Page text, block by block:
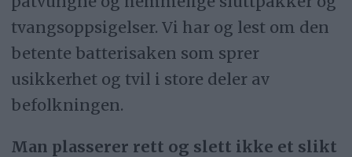
tvangsoppsigelser. Vi har og lest om den
betente batterisaken som sprer
usikkerhet og tvil i store deler av
befolkningen.
Man plasserer rett og slett ikke et slikt